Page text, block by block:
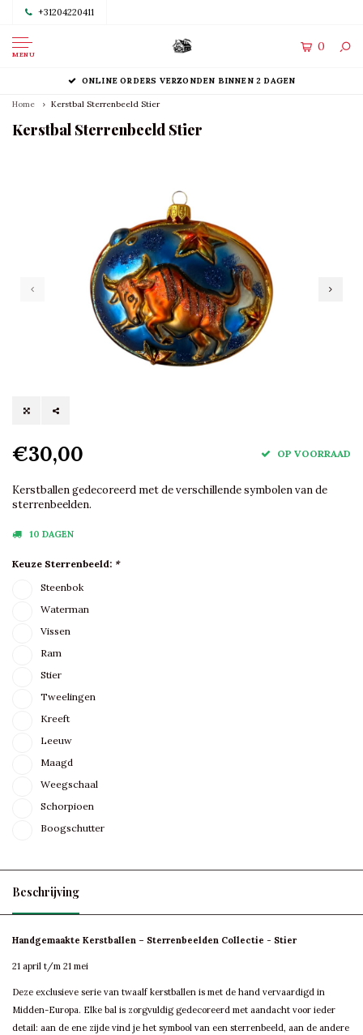
+31204220411
MENU
0
ONLINE ORDERS VERZONDEN BINNEN 2 DAGEN
Home Kerstbal Sterrenbeeld Stier
Kerstbal Sterrenbeeld Stier
€30,00 OP VOORRAAD
Kerstballen gedecoreerd met de verschillende symbolen van de
sterrenbeelden.
10 DAGEN
Keuze Sterrenbeeld: *
Steenbok
Waterman
Vissen
Ram
Stier
Tweelingen
Kreeft
Leeuw
Maagd
Weegschaal
Schorpioen
Boogschutter
Beschrijving
Handgemaakte Kerstballen – Sterrenbeelden Collectie - Stier
21 april t/m 21 mei
Deze exclusieve serie van twaalf kerstballen is met de hand vervaardigd in
Midden-Europa. Elke bal is zorgvuldig gedecoreerd met aandacht voor ieder
detail: aan de ene zijde vind je het symbool van een sterrenbeeld, aan de andere